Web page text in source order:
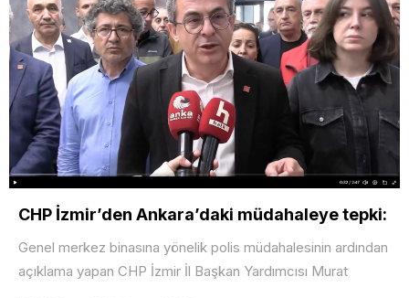
CHP İzmir’den Ankara’daki müdahaleye tepki:
Genel merkez binasına yönelik polis müdahalesinin ardından
açıklama yapan CHP İzmir İl Başkan Yardımcısı Murat